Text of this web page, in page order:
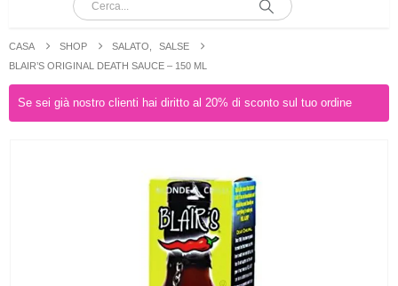
(FINO A 4,9
KG) –
CONSEGNA
CASA SHOP SALATO
SALSE
BLAIR’S ORIGINAL DEATH SAUCE – 150 ML
Se sei già nostro clienti hai diritto al 20% di sconto sul tuo ordine